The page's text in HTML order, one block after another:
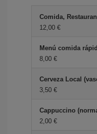
Comida,
12,00 €
Menú comida
8,00 €
Cerveza Local
3,50 €
Cappuccino
2,00 €